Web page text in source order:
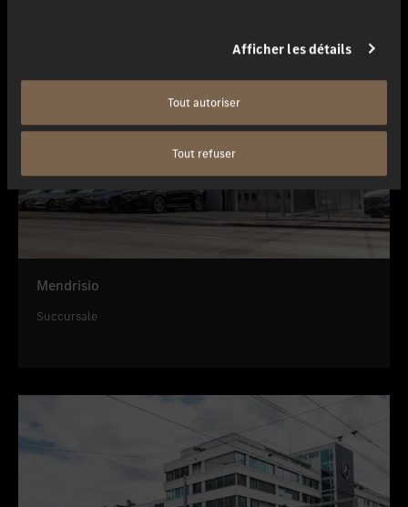
Afficher les détails
Tout autoriser
Tout refuser
Mendrisio
Succursale